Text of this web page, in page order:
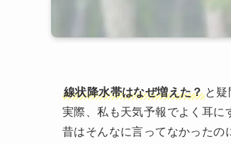
線状降水帯はなぜ増えた？と疑
実際、私も天気予報でよく耳に
昔はそんなに言ってなかったの